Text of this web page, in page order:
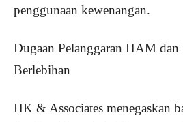
penggunaan kewenangan.
Dugaan Pelanggaran HAM dan
Berlebihan
HK & Associates menegaskan